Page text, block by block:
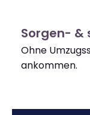
Sorgen- &
Ohne
ankommen.